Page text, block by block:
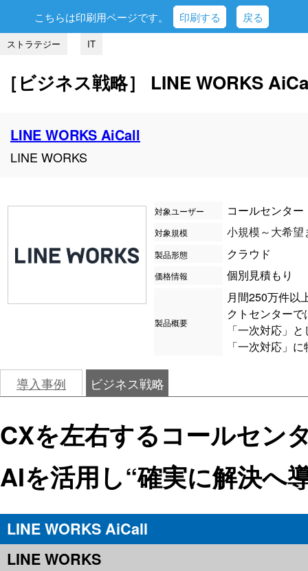
こちらは印刷用ページです。 印刷する 戻る
ストラテジー IT
［ビジネス戦略］ LINE WORKS
LINE WORKS AiCall
LINE WORKS
対象ユーザー コールセンター
対象規模
小規模～大希望
製品形態
クラウド
価格情報 個別見積もり
製品概要
月間250万件以
クトセンター
「一次対応」
「一次対応」
導入事例 ビジネス戦略
CXを左右するコールセン
AIを活用し“確実に解決へ
LINE WORKS AiCall
LINE WORKS